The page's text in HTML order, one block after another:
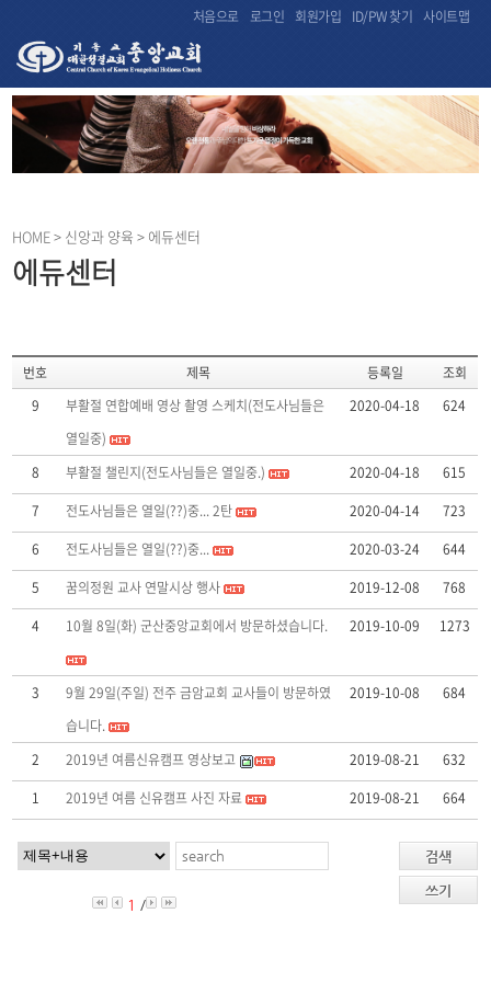
처음으로 로그인 회원가입 ID/PW 찾기 사이트맵
HOME> 신앙과 양육 > 에듀센터
에듀센터
번호 제목 등록일
조회
9
부활절 연합예배 영상 촬영 스케치(전도사님들은
열일중)
2020-04-18 624
8 부활절 챌린지(전도사님들은 열일중.) 2020-04-18
615
7
전도사님들은 열일(??)중... 2탄 2020-04-14
723
6
전도사님들은 열일(??)중... 2020-03-24
644
5
꿈의정원 교사 연말시상 행사 2019-12-08
768
4
10월 8일(화) 군산중앙교회에서 방문하셨습니다. 2019-10-09 1273
3
9월 29일(주일) 전주 금암교회 교사들이 방문하였
습니다.
2019-10-08 684
2 2019년 여름신유캠프 영상보고 2019-08-21
632
1
2019년 여름 신유캠프 사진 자료 2019-08-21 664
검색
쓰기
1 /